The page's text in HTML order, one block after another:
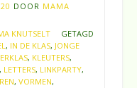
DOOR MAMA
KNUTSELT
GETAGD
, IN DE KLAS, JONGE
, KLEUTERS,
, LETTERS, LINKPARTY,
, VORMEN,